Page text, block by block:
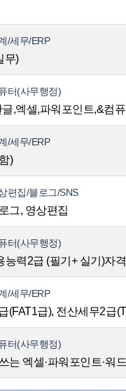
/세무/ERP
무)
터(사무행정)
,엑셀,파워포인트,&컴
/세무/ERP
)
편집/블로그/SNS
그, 영상편집
터(사무행정)
능력2급 (필기+ 실기)자
/세무/ERP
(FAT1급), 전산세무2급
터(사무행정)
는 엑셀·파워포인트·워드